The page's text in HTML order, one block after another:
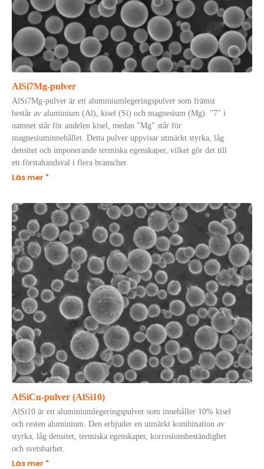
AlSi7Mg-pulver
AlSi7Mg-pulver är ett aluminiumlegeringspulver som främst
består av aluminium (Al), kisel (Si) och magnesium (Mg). "7" i
namnet står för andelen kisel, medan "Mg" står för
magnesiuminnehållet. Detta pulver uppvisar utmärkt styrka, låg
densitet och imponerande termiska egenskaper, vilket gör det till
ett förstahandsval i flera branscher.
Läs mer "
AlSiCu-pulver (AlSi10)
AlSi10 är ett aluminiumlegeringspulver som innehåller 10% kisel
och resten aluminium. Den erbjuder en utmärkt kombination av
styrka, låg densitet, termiska egenskaper, korrosionsbeständighet
och svetsbarhet.
Läs mer "